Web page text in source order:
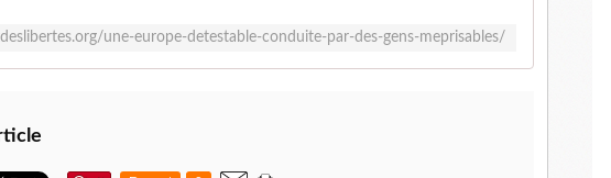
une-europe-detestable-conduite-par-des-gens-meprisables/